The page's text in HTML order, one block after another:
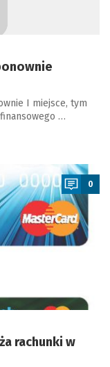
I miejsce, tym
…
0
rachunki w